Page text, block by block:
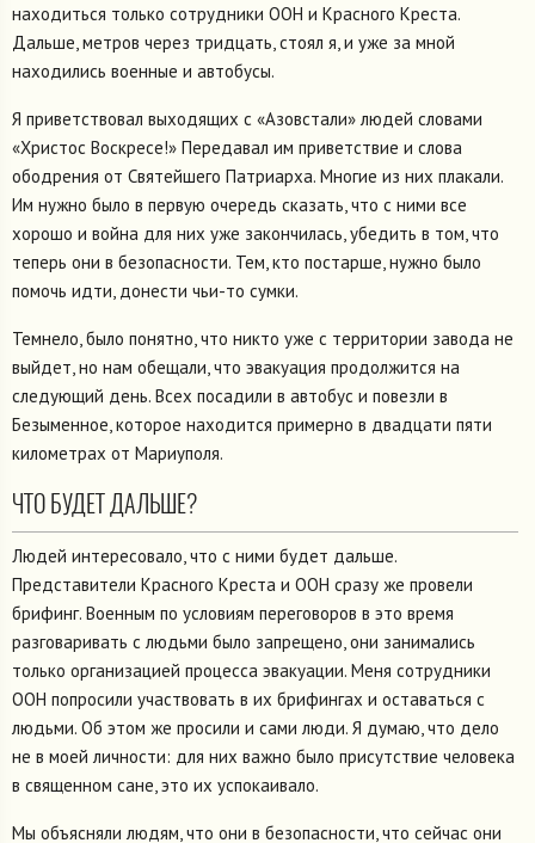
находиться только сотрудники ООН и Красного Креста.
Дальше, метров через тридцать, стоял я, и уже за мной
находились военные и автобусы.
Я приветствовал выходящих с «Азовстали» людей словами
«Христос Воскресе!» Передавал им приветствие и слова
ободрения от Святейшего Патриарха. Многие из них плакали.
Им нужно было в первую очередь сказать, что с ними все
хорошо и война для них уже закончилась, убедить в том, что
теперь они в безопасности. Тем, кто постарше, нужно было
помочь идти, донести чьи-то сумки.
Темнело, было понятно, что никто уже с территории завода не
выйдет, но нам обещали, что эвакуация продолжится на
следующий день. Всех посадили в автобус и повезли в
Безыменное, которое находится примерно в двадцати пяти
километрах от Мариуполя.
ЧТО БУДЕТ ДАЛЬШЕ?
Людей интересовало, что с ними будет дальше.
Представители Красного Креста и ООН сразу же провели
брифинг. Военным по условиям переговоров в это время
разговаривать с людьми было запрещено, они занимались
только организацией процесса эвакуации. Меня сотрудники
ООН попросили участвовать в их брифингах и оставаться с
людьми. Об этом же просили и сами люди. Я думаю, что дело
не в моей личности: для них важно было присутствие человека
в священном сане, это их успокаивало.
Мы объясняли людям, что они в безопасности, что сейчас они